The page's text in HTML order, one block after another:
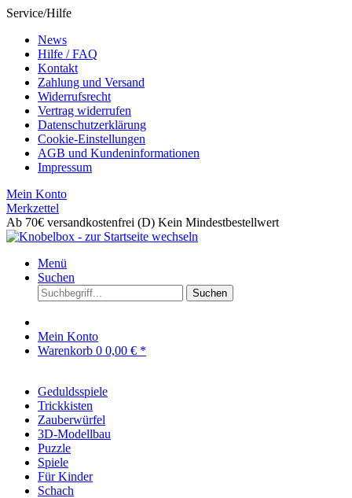
Service/Hilfe
News
Hilfe / FAQ
Kontakt
Zahlung und Versand
Widerrufsrecht
Vertrag widerrufen
Datenschutzerklärung
Cookie-Einstellungen
AGB und Kundeninformationen
Impressum
Mein Konto
Merkzettel
Ab 70€ versandkostenfrei (D) Kein Mindestbestellwert
Menü
Suchen
Suchen
Mein Konto
Warenkorb 0 0,00 € *
Geduldsspiele
Trickkisten
Zauberwürfel
3D-Modellbau
Puzzle
Spiele
Für Kinder
Schach